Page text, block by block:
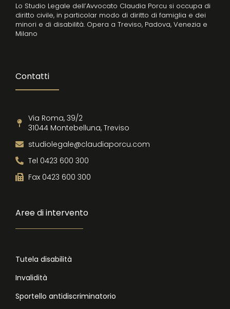
Lo Studio Legale dell’Avvocato Claudia Porcu si occupa di
diritto civile, in particolar modo di diritto di famiglia e dei
minori e di disabilità. Opera a Treviso, Padova, Venezia e
Milano
Contatti
Via Roma, 39/2
31044 Montebelluna, Treviso
studiolegale@claudiaporcu.com
Tel 0423 600 300
Fax 0423 600 300
Aree di intervento
Tutela disabilità
Invalidità
Sportello antidiscriminatorio